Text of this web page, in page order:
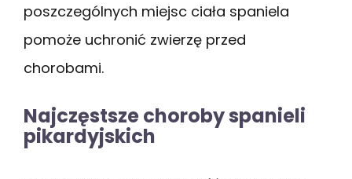
poszczególnych miejsc ciała spaniela
pomoże uchronić zwierzę przed
chorobami.
Najczęstsze choroby spanieli
pikardyjskich